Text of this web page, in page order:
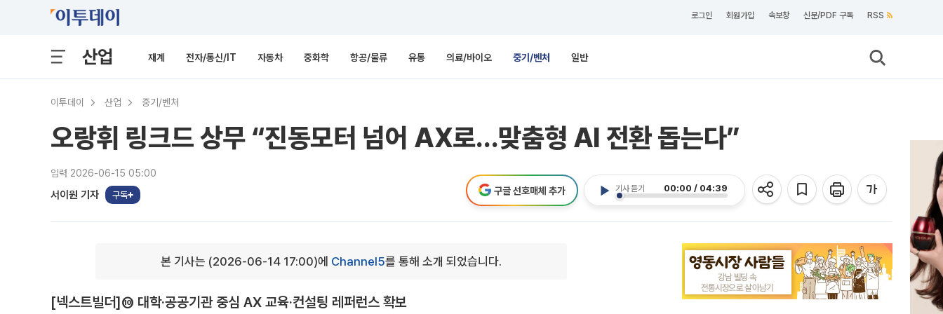
로그인 회원가입 속보창 신문/PDF 구독 RSS
산업 재계 전자/통신/IT 자동차 중화학 항공/물류 유통 의료/바이오 중기/벤처 일반
이투데이 산업 중기/벤처
오랑휘 링크드 상무 “진동모터 넘어 AX로…맞춤형 AI 전환 돕는다”
입력 2026-06-15 05:00
서이원 기자 구독
기사 듣기 00:00 / 04:39
구글 선호매체 추가
본 기사는 (2026-06-14 17:00)에 Channel5를 통해 소개 되었습니다.
[넥스트빌더]⑩ 대학·공공기관 중심 AX 교육·컨설팅 레퍼런스 확보